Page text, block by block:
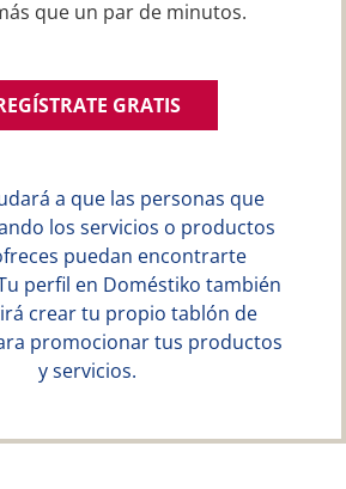
que un par de minutos.
GRATIS
a que las personas que
los servicios o productos
puedan encontrarte
perfil en Doméstiko también
crear tu propio tablón de
promocionar tus productos
y servicios.